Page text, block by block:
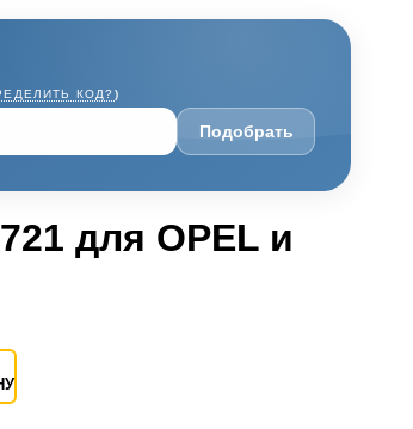
КОД? )
Подобрать
для OPEL и